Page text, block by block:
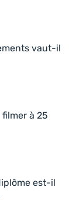
vaut-il
à 25
est-il